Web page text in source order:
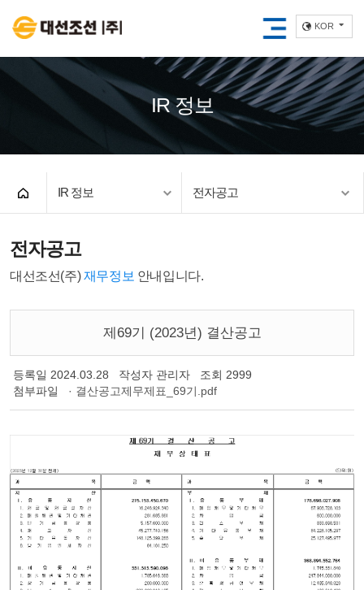
KOR
IR 정보
IR 정보 전자공고
전자공고
대선조선(주)재무정보 안내입니다.
제69기 (2023년) 결산공고
등록일 2024.03.28 작성자 관리자 조회 2999
첨부파일
· 결산공고제무제표_69기.pdf